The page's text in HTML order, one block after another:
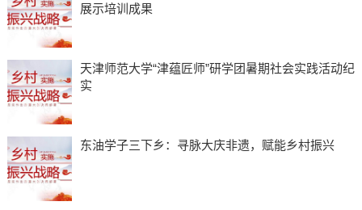
展示培训成果
天津师范大学“津蕴匠师”研学团暑期社会实践活动纪
实
东油学子三下乡：寻脉大庆非遗，赋能乡村振兴